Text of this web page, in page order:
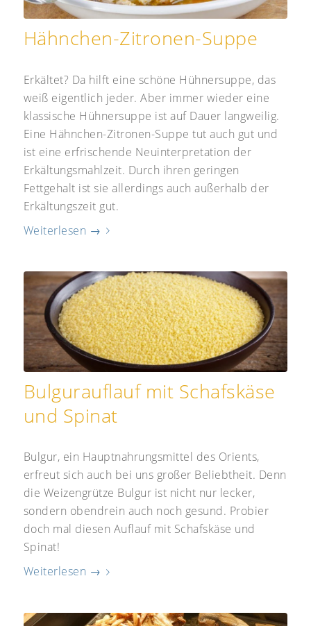
Hähnchen-Zitronen-Suppe
Erkältet? Da hilft eine schöne Hühnersuppe, das
weiß eigentlich jeder. Aber immer wieder eine
klassische Hühnersuppe ist auf Dauer langweilig.
Eine Hähnchen-Zitronen-Suppe tut auch gut und
ist eine erfrischende Neuinterpretation der
Erkältungsmahlzeit. Durch ihren geringen
Fettgehalt ist sie allerdings auch außerhalb der
Erkältungszeit gut.
Weiterlesen →
Bulgurauflauf mit Schafskäse
und Spinat
Bulgur, ein Hauptnahrungsmittel des Orients,
erfreut sich auch bei uns großer Beliebtheit. Denn
die Weizengrütze Bulgur ist nicht nur lecker,
sondern obendrein auch noch gesund. Probier
doch mal diesen Auflauf mit Schafskäse und
Spinat!
Weiterlesen →